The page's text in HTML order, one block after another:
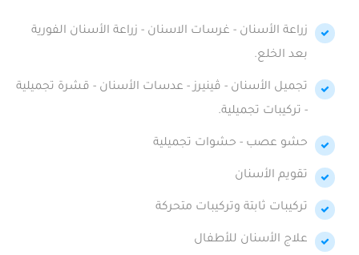
زراعة الأسنان - غرسات الاسنان - زراعة الأسنان الفورية
بعد الخلع.
تجميل الأسنان - ڤينيرز - عدسات الأسنان - قشرة تجميلية
- تركيبات تجميلية.
حشو عصب - حشوات تجميلية
تقويم الأسنان
تركيبات ثابتة وتركيبات متحركة
علاج الأسنان للأطفال